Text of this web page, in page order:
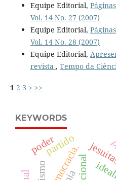
Equipe Editorial,
Vol. 14 No. 27 (2007)
Equipe Editorial,
Vol. 14 No. 28 (2007)
Equipe Editorial,
revista , Tempo da
1 2 3 > >>
KEYWORDS
democracia.
partido
poder